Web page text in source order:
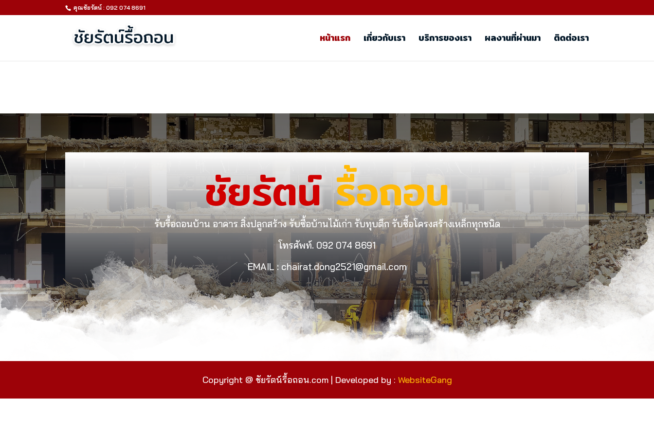
คุณชัยรัตน์ : 092 074 8691
หน้าแรก เกี่ยวกับเรา บริการของเรา ผลงานที่ผ่านมา ติดต่อเรา
ชัยรัตน์รื้อถอน
รับรื้อถอนบ้าน อาคาร สิ่งปลูกสร้าง รับซื้อบ้านไม้เก่า รับทุบตึก รับซื้อโครงสร้างเหล็กทุกชนิด
โทรศัพท์. 092 074 8691
EMAIL : chairat.dong2521@gmail.com
Copyright @ ชัยรัตน์รื้อถอน.com | Developed by : WebsiteGang